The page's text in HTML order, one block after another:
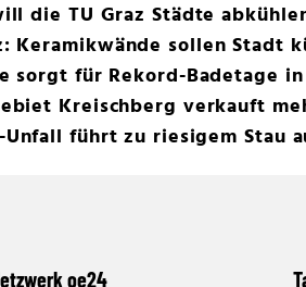
die TU Graz Städte
Keramikwände sollen Stadt
sorgt für Rekord-Badetage
Kreischberg verkauft
Unfall führt zu riesigem Stau
oe24